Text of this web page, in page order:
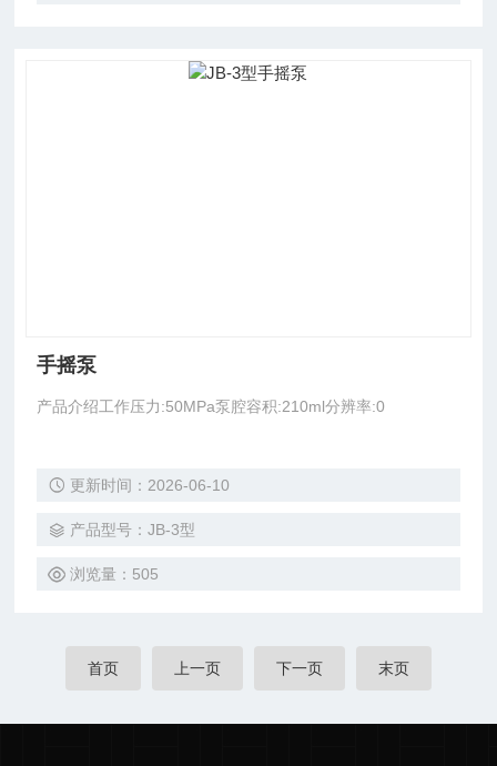
手摇泵
产品介绍工作压力:50MPa泵腔容积:210ml分辨率:0
更新时间：2026-06-10
产品型号：JB-3型
浏览量：505
首页 上一页 下一页 末页